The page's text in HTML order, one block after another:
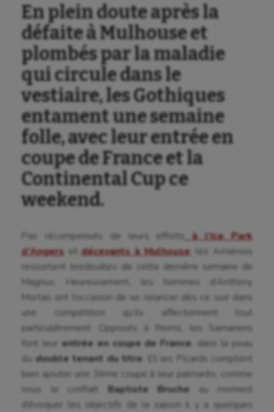
En plein doute après la
défaite à Mulhouse et
plombés par la maladie
qui circule dans le
vestiaire, les Gothiques
entament une semaine
folle, avec leur entrée en
coupe de France et la
Continental Cup ce
weekend.
Pas récompensés de leurs efforts
à l’Ice Park
d’Angers etdécevants à Mulhouse, les Amiénois
ressortent bredouilles de cette dernière semaine de
Magnus. Heureusement, les hommes d’Anthony
Mortas ont l’occasion de se relancer dès ce soir dans
une compétition qu’ils affectionnent tout
particulièrement. Opposés à Reims, les Samariens
font leur entrée en coupe de France , dans la peau
du double tenant du titre . Et les Picards comptent
bien ajouter une 3ème coupe à leur palmarès, comme
nous le confiait Baptiste Bruche au moment
d’évoquer les objectifs de la saison il y a quelques